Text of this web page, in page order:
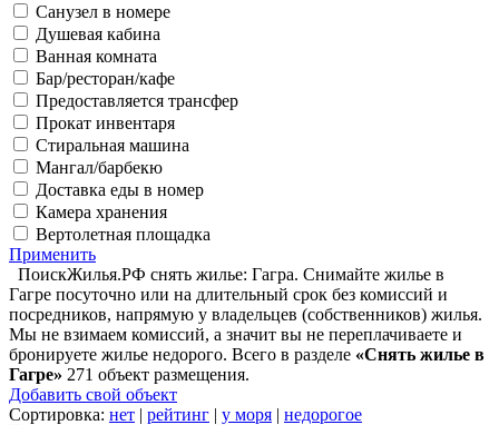
Санузел в номере
Душевая кабина
Ванная комната
Бар/ресторан/кафе
Предоставляется трансфер
Прокат инвентаря
Стиральная машина
Мангал/барбекю
Доставка еды в номер
Камера хранения
Вертолетная площадка
Применить
ПоискЖилья.РФ снять жилье: Гагра. Снимайте жилье в
Гагре посуточно или на длительный срок без комиссий и
посредников, напрямую у владельцев (собственников) жилья.
Мы не взимаем комиссий, а значит вы не переплачиваете и
бронируете жилье недорого. Всего в разделе «Снять жилье в
Гагре» 271 объект размещения.
Добавить свой объект
Сортировка: нет | рейтинг | у моря | недорогое